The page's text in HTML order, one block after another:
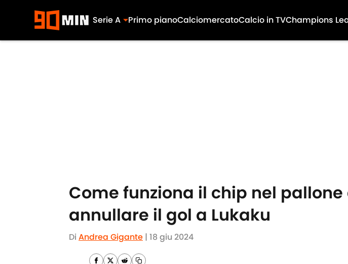
Serie A Primo pianoCalciomercatoCalcio in TVChampions
Come funziona il chip nel
annullare il gol a Lukaku
Di Andrea Gigante | 18 giu 2024